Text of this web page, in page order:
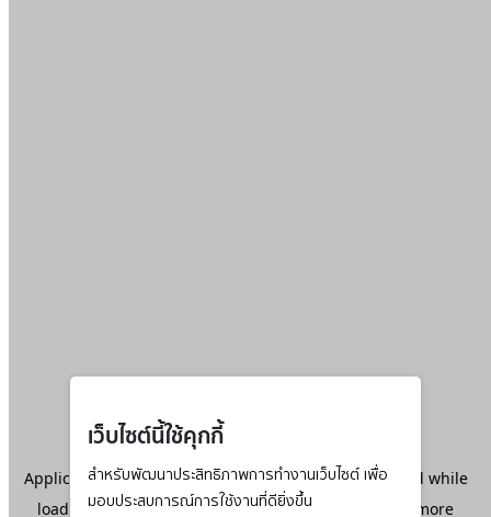
เว็บไซต์นี้ใช้คุกกี้
สำหรับพัฒนาประสิทธิภาพการทำงานเว็บไซต์ เพื่อ
มอบประสบการณ์การใช้งานที่ดียิ่งขึ้น
Application error: aclient-side exception has occurred while
loadingwww.ktc.co.th(see the browser console
for more